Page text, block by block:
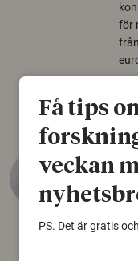
för
Få tips
veckan
PS. Det är gratis